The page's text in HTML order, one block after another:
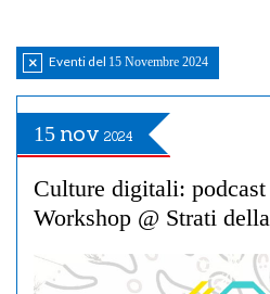
Eventi del 15 Novembre 2024
Azzera
filtro
15 nov 2024
Culture digitali:
Workshop @ Strati